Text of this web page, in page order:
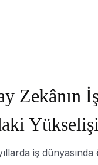
Zekânın
Yükselişi
iş